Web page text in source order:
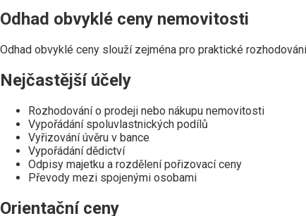
Odhad obvyklé ceny nemovitosti
Odhad obvyklé ceny slouží zejména pro praktické
Nejčastější účely
Rozhodování o prodeji nebo nákupu nemovitosti
Vypořádání spoluvlastnických podílů
Vyřizování úvěru v bance
Vypořádání dědictví
Odpisy majetku a rozdělení pořizovací ceny
Převody mezi spojenými osobami
Orientační ceny